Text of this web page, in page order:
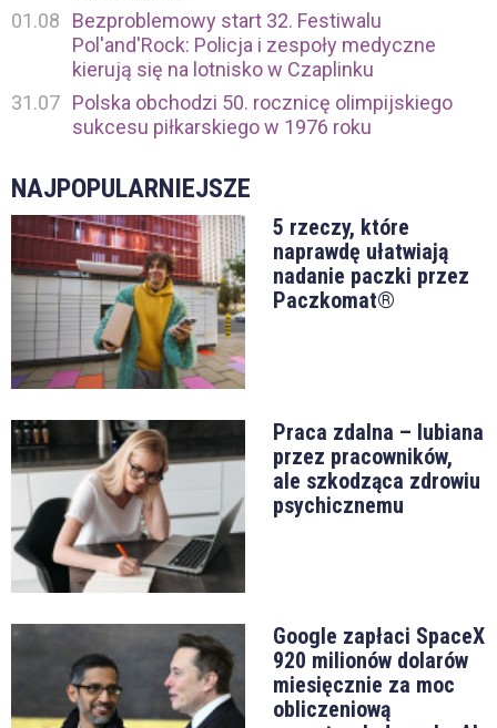
01.08
Bezproblemowy start 32. Festiwalu
Pol'and'Rock: Policja i zespoły medyczne
kierują się na lotnisko w Czaplinku
31.07 Polska obchodzi 50. rocznicę olimpijskiego
sukcesu piłkarskiego w 1976 roku
NAJPOPULARNIEJSZE
5 rzeczy, które
naprawdę ułatwiają
nadanie paczki przez
Paczkomat®
Praca zdalna – lubiana
przez pracowników,
ale szkodząca zdrowiu
psychicznemu
Google zapłaci SpaceX
920 milionów dolarów
miesięcznie za moc
obliczeniową